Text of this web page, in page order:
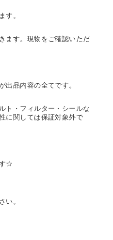
す。
ます。現物をご確認いただ
出品内容の全てです。
ト・フィルター・シールな
に関しては保証対象外で
☆
い。